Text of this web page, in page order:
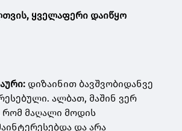
ყველაფერი დაიწყო
დიზაინით ბავშვობიდანვე
ალბათ, მაშინ ვერ
რომ მაღალი მოდის
და არა